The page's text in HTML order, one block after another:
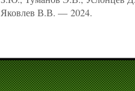
Яковлев В.В. — 2024.